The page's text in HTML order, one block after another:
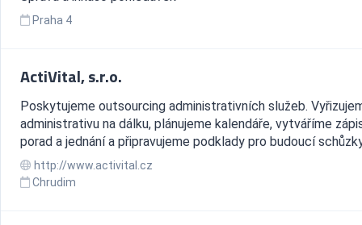
Praha 4
ActiVital, s.r.o.
Poskytujeme outsourcing administrativních služeb.
administrativu na dálku, plánujeme kalendáře, vytváříme
porad a jednání a připravujeme podklady pro budoucí
http://www.activital.cz
Chrudim